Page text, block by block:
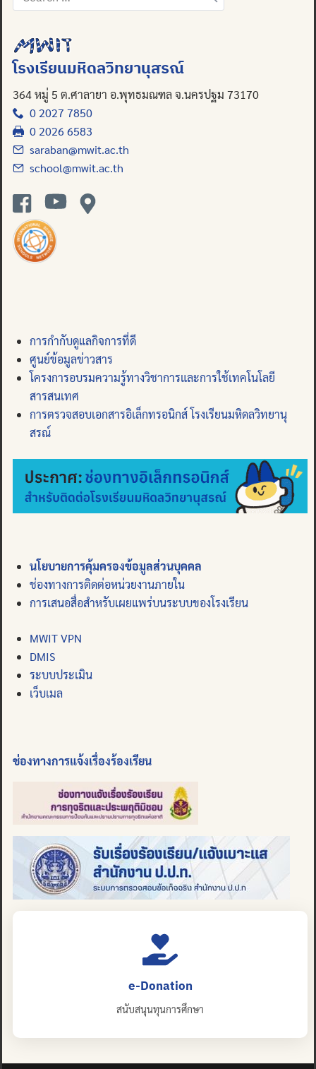
for:
โรงเรียนมหิดลวิทยานุสรณ์
364 หมู่ 5 ต.ศาลายา อ.พุทธมณฑล จ.นครปฐม 73170
0 2027 7850
0 2026 6583
saraban@mwit.ac.th
school@mwit.ac.th
การกำกับดูแลกิจการที่ดี
ศูนย์ข้อมูลข่าวสาร
โครงการอบรมความรู้ทางวิชาการและการใช้เทคโนโลยี
สารสนเทศ
การตรวจสอบเอกสารอิเล็กทรอนิกส์ โรงเรียนมหิดลวิทยานุ
สรณ์
นโยบายการคุ้มครองข้อมูลส่วนบุคคล
ช่องทางการติดต่อหน่วยงานภายใน
การเสนอสื่อสำหรับเผยแพร่บนระบบของโรงเรียน
MWIT VPN
DMIS
ระบบประเมิน
เว็บเมล
ช่องทางการแจ้งเรื่องร้องเรียน
e-Donation
สนับสนุนทุนการศึกษา